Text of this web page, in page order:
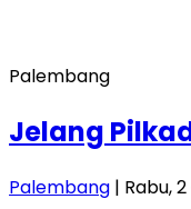
Palembang
Jelang
Palembang | Rabu,